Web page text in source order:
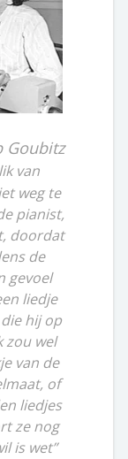
Goubitz
van
weg te
pianist,
doordat
de
gevoel
liedje
hij op
zou wel
van de
of
liedjes
ze nog
is wet”